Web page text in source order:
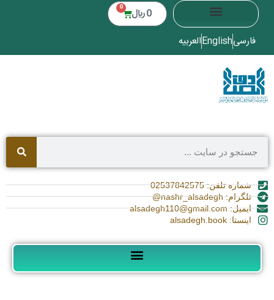
0 ﷼ 0
فارسیEnglishالعربیه
شماره تلفن: 02537842575
تلگرام: nashr_alsadegh@
ایمیل: alsadegh110@gmail.com
اینستا: alsadegh.book